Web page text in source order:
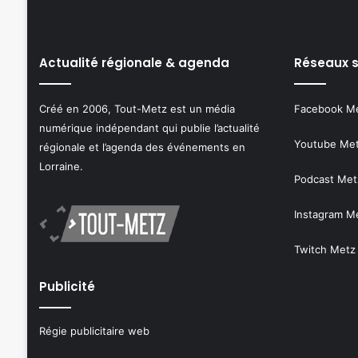
Actualité régionale & agenda
Créé en 2006, Tout-Metz est un média
numérique indépendant qui publie l’actualité
régionale et l’agenda des événements en
Lorraine.
Publicité
Régie publicitaire web
Réseaux
Facebook
Youtube
Podcast
Instagram
Twitch Metz